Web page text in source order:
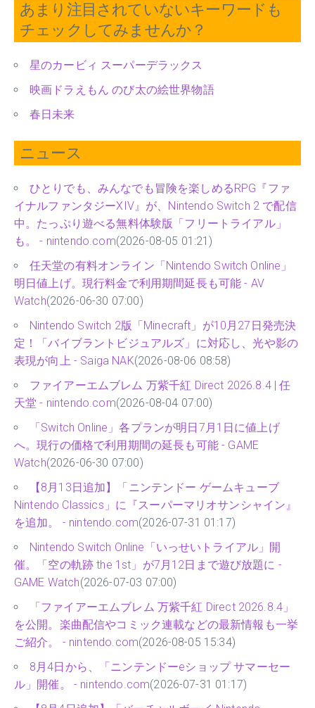
あまり注目されていないキーワードも
チェックしてみませんか？
星のカービィ スーパーデラックス
映画ドラえもん のび太の絵世界物語
春日未来
ニュース
ひとりでも、みんなでも冒険を楽しめるRPG『ファ
イナルファンタジーXIV』が、Nintendo Switch 2 で配信
中。たっぷり遊べる無料体験版「フリートライアル」
も。 - nintendo.com(2026-08-05 01:21)
任天堂の有料オンライン「Nintendo Switch Online」
明日値上げ。現行料金で利用期間延長も可能 - AV
Watch(2026-06-30 07:00)
Nintendo Switch 2版「Minecraft」が10月27日発売決
定！「バイブラントビジュアルズ」に対応し、光や影の
表現が向上 - Saiga NAK(2026-08-06 08:58)
ファイアーエムブレム 万紫千紅 Direct 2026.8.4 | 任
天堂 - nintendo.com(2026-08-04 07:00)
「Switch Online」各プランが明日7月1日に値上げ
へ。現行の価格で利用期間の延長も可能 - GAME
Watch(2026-06-30 07:00)
【8月13日追加】「ニンテンドー ゲームキューブ
Nintendo Classics」に『スーパーマリオサンシャイン』
を追加。 - nintendo.com(2026-07-31 01:17)
Nintendo Switch Online「いっせいトライアル」開
催。「空の軌跡 the 1st」が7月12日まで遊び放題に -
GAME Watch(2026-07-03 07:00)
「ファイアーエムブレム 万紫千紅 Direct 2026.8.4」
を公開。楽曲配信やコミック連載などの最新情報も一挙
ご紹介。 - nintendo.com(2026-08-05 15:34)
8月4日から、「ニンテンドーeショップ サマーセー
ル」開催。 - nintendo.com(2026-07-31 01:17)